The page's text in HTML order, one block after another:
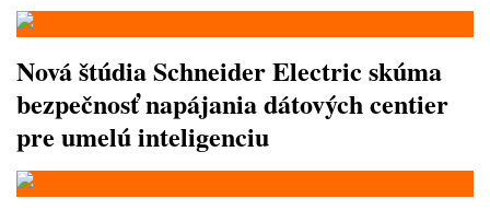
Nová štúdia Schneider Electric skúma
bezpečnosť napájania dátových centier
pre umelú inteligenciu